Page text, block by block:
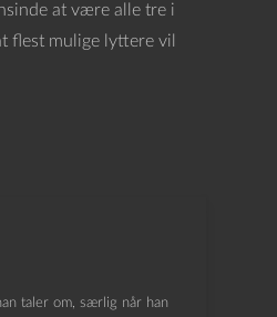
at være alle tre i
flest mulige lyttere vil
taler om, særlig når han